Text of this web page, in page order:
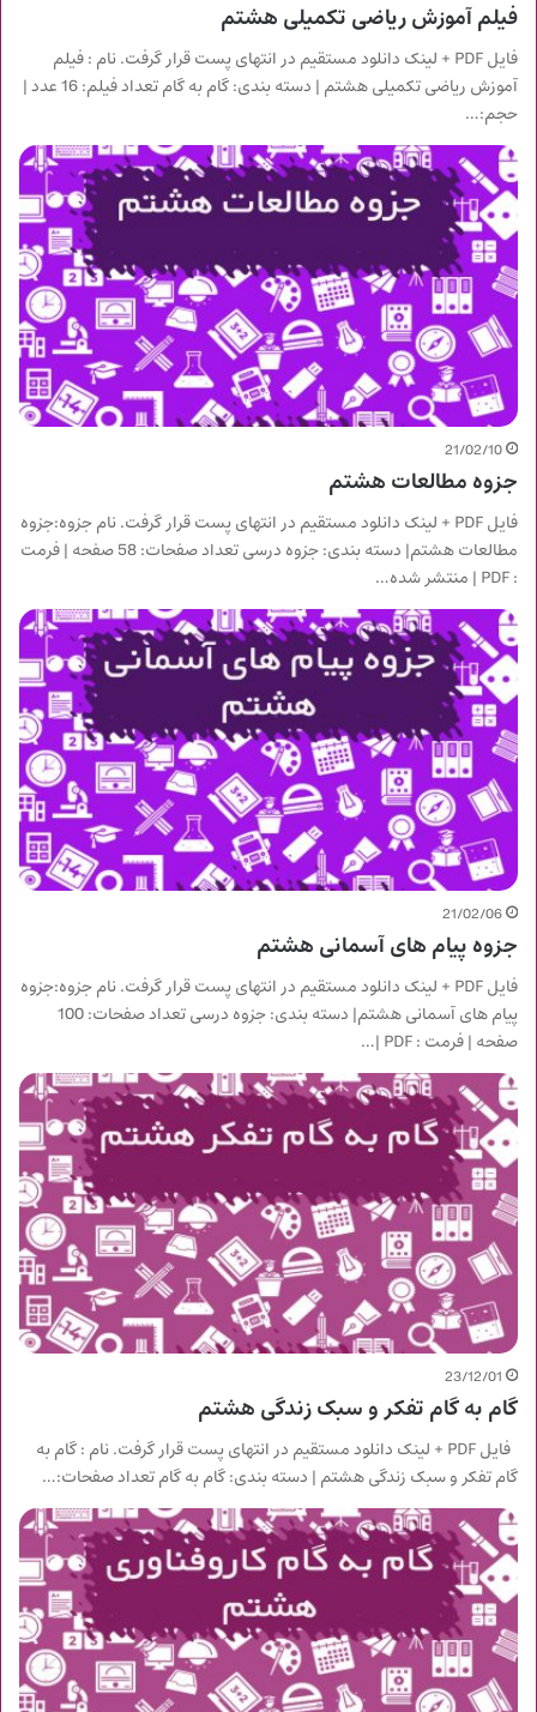
فیلم آموزش ریاضی تکمیلی هشتم
فایل PDF + لینک دانلود مستقیم در انتهای پست قرار گرفت. نام : فیلم
آموزش ریاضی تکمیلی هشتم | دسته بندی: گام به گام تعداد فیلم: 16 عدد |
حجم:…
21/02/10
جزوه مطالعات هشتم
فایل PDF + لینک دانلود مستقیم در انتهای پست قرار گرفت. نام جزوه:جزوه
مطالعات هشتم| دسته بندی: جزوه درسی تعداد صفحات: 58 صفحه | فرمت
: PDF | منتشر شده…
21/02/06
جزوه پیام های آسمانی هشتم
فایل PDF + لینک دانلود مستقیم در انتهای پست قرار گرفت. نام جزوه:جزوه
پیام های آسمانی هشتم| دسته بندی: جزوه درسی تعداد صفحات: 100
صفحه | فرمت : PDF |…
23/12/01
گام به گام تفکر و سبک زندگی هشتم
فایل PDF + لینک دانلود مستقیم در انتهای پست قرار گرفت. نام : گام به
گام تفکر و سبک زندگی هشتم | دسته بندی: گام به گام تعداد صفحات:…